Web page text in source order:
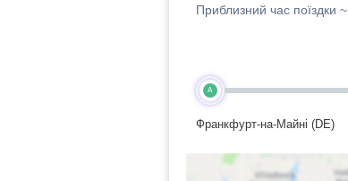
Приблизний час поїздки ~
A
Франкфурт-на-Майні (DE)